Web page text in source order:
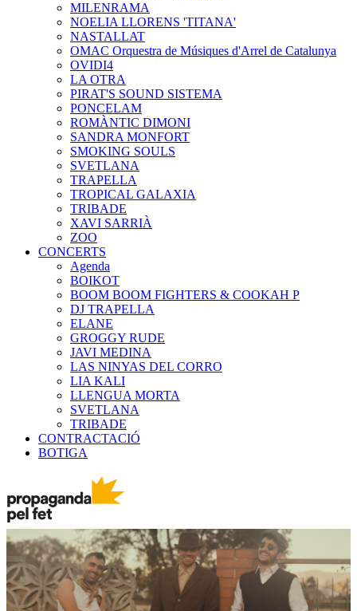
MILENRAMA
NOELIA LLORENS 'TITANA'
NASTALLAT
OMAC Orquestra de Músiques d'Arrel de Catalunya
OVIDI4
LA OTRA
PIRAT'S SOUND SISTEMA
PONCELAM
ROMÀNTIC DIMONI
SANDRA MONFORT
SMOKING SOULS
SVETLANA
TRAPELLA
TROPICAL GALAXIA
TRIBADE
XAVI SARRIÀ
ZOO
CONCERTS
Agenda
BOIKOT
BOOM BOOM FIGHTERS & COOKAH P
DJ TRAPELLA
ELANE
GROGGY RUDE
JAVI MEDINA
LAS NINYAS DEL CORRO
LIA KALI
LLENGUA MORTA
SVETLANA
TRIBADE
CONTRACTACIÓ
BOTIGA